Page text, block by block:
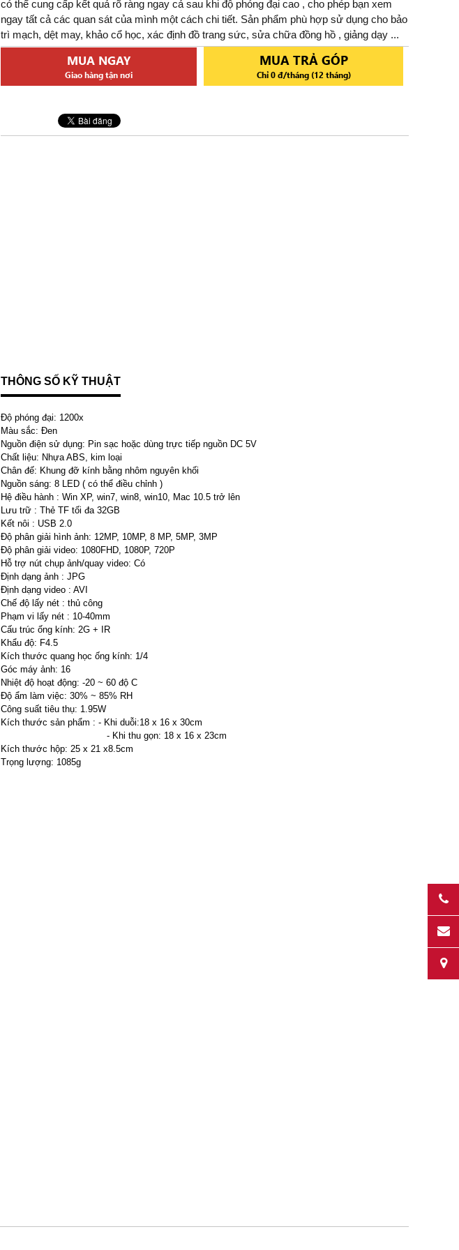
có thể cung cấp kết quả rõ ràng ngay cả sau khi độ phóng đại cao , cho phép bạn xem
ngay tất cả các quan sát của mình một cách chi tiết. Sản phẩm phù hợp sử dụng cho bảo
trì mạch, dệt may, khảo cổ học, xác định đồ trang sức, sửa chữa đồng hồ , giảng dạy ...
MUA NGAY
Giao hàng tận nơi
MUA TRẢ GÓP
Chỉ 0 đ/tháng (12 tháng)
THÔNG SỐ KỸ THUẬT
Độ phóng đại: 1200x
Màu sắc: Đen
Nguồn điện sử dụng: Pin sạc hoặc dùng trực tiếp nguồn DC 5V
Chất liệu: Nhựa ABS, kim loại
Chân đế: Khung đỡ kính bằng nhôm nguyên khối
Nguồn sáng: 8 LED ( có thể điều chỉnh )
Hệ điều hành : Win XP, win7, win8, win10, Mac 10.5 trở lên
Lưu trữ : Thẻ TF tối đa 32GB
Kết nôi : USB 2.0
Độ phân giải hình ảnh: 12MP, 10MP, 8 MP, 5MP, 3MP
Độ phân giải video: 1080FHD, 1080P, 720P
Hỗ trợ nút chụp ảnh/quay video: Có
Định dạng ảnh : JPG
Định dạng video : AVI
Chế độ lấy nét : thủ công
Phạm vi lấy nét : 10-40mm
Cấu trúc ống kính: 2G + IR
Khẩu độ: F4.5
Kích thước quang học ống kính: 1/4
Góc máy ảnh: 16
Nhiệt độ hoạt động: -20 ~ 60 độ C
Độ ẩm làm việc: 30% ~ 85% RH
Công suất tiêu thụ: 1.95W
Kích thước sản phẩm : - Khi duỗi:18 x 16 x 30cm
- Khi thu gọn: 18 x 16 x 23cm
Kích thước hộp: 25 x 21 x8.5cm
Trọng lượng: 1085g